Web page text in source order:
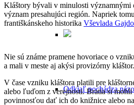
Odkiaľ pochádza
Kláštory bývali v minulosti významnými
význam presahujúci región. Napriek
františkánskeho historika Vševlada
Nie sú známe pramene hovoriace o
a mali v meste aj akýsi provizórny
V čase vzniku kláštora platili pre
alebo ľuďom z verejnosti. Bratia si
povinnosťou dať ich do knižnice alebo